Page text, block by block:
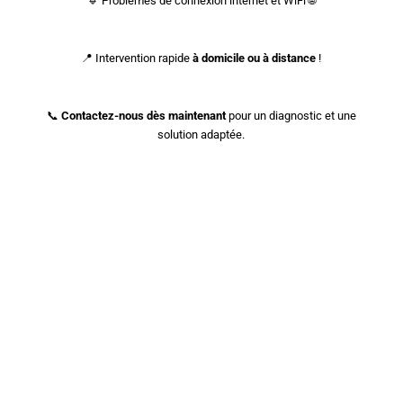
📍 Intervention rapideà domicile ou à distance !
📞 Contactez-nous dès maintenantpour un diagnostic et une
solution adaptée.